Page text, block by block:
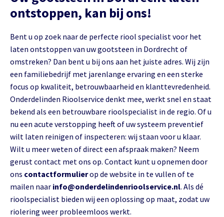
ontstoppen, kan bij ons!
Bent u op zoek naar de perfecte riool specialist voor het
laten ontstoppen van uw gootsteen in Dordrecht of
omstreken? Dan bent u bij ons aan het juiste adres. Wij zijn
een familiebedrijf met jarenlange ervaring en een sterke
focus op kwaliteit, betrouwbaarheid en klanttevredenheid.
Onderdelinden Rioolservice denkt mee, werkt snel en staat
bekend als een betrouwbare rioolspecialist in de regio. Of u
nu een acute verstopping heeft of uw systeem preventief
wilt laten reinigen of inspecteren: wij staan voor u klaar.
Wilt u meer weten of direct een afspraak maken? Neem
gerust contact met ons op. Contact kunt u opnemen door
ons contactformulierop de website in te vullen of te
mailen naar info@onderdelindenrioolservice.nl. Als dé
rioolspecialist bieden wij een oplossing op maat, zodat uw
riolering weer probleemloos werkt.